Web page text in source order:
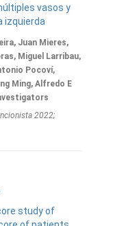
vasos y
izquierda
Juan Mieres,
Miguel Larribau,
Pocoví,
Ming, Alfredo E
2022;
study of